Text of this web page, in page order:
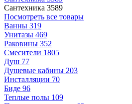
Сантехника 3589
Посмотреть все товары
Ванны 319
Унитазы 469
Раковины 352
Смесители 1805
Душ 77
Душевые кабины 203
Инсталляции 70
Биде 96
Теплые полы 109